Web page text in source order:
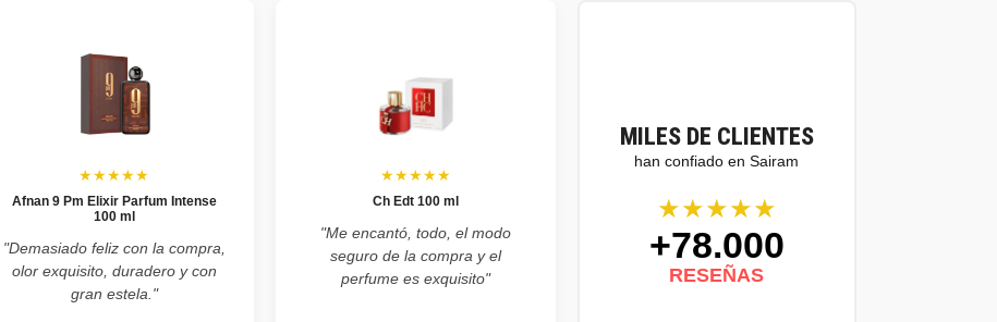
MILES DE CLIENTES
han confiado en Sairam
★★★★★
+78.000
RESEÑAS
★★★★★
Afnan 9 Pm Elixir Parfum Intense
100 ml
"Demasiado feliz con la compra,
olor exquisito, duradero y con
gran estela."
★★★★★
Ch Edt 100 ml
"Me encantó, todo, el modo
seguro de la compra y el
perfume es exquisito"